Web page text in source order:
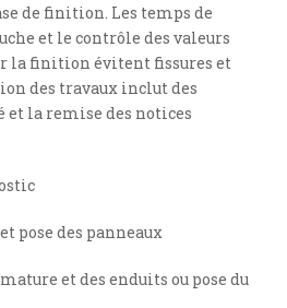
de finition. Les temps de
et le contrôle des valeurs
la finition évitent fissures et
des travaux inclut des
la remise des notices
pose des panneaux
et des enduits ou pose du